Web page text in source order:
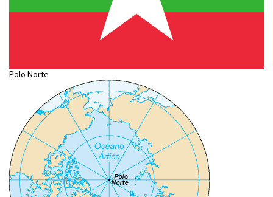
Polo Norte